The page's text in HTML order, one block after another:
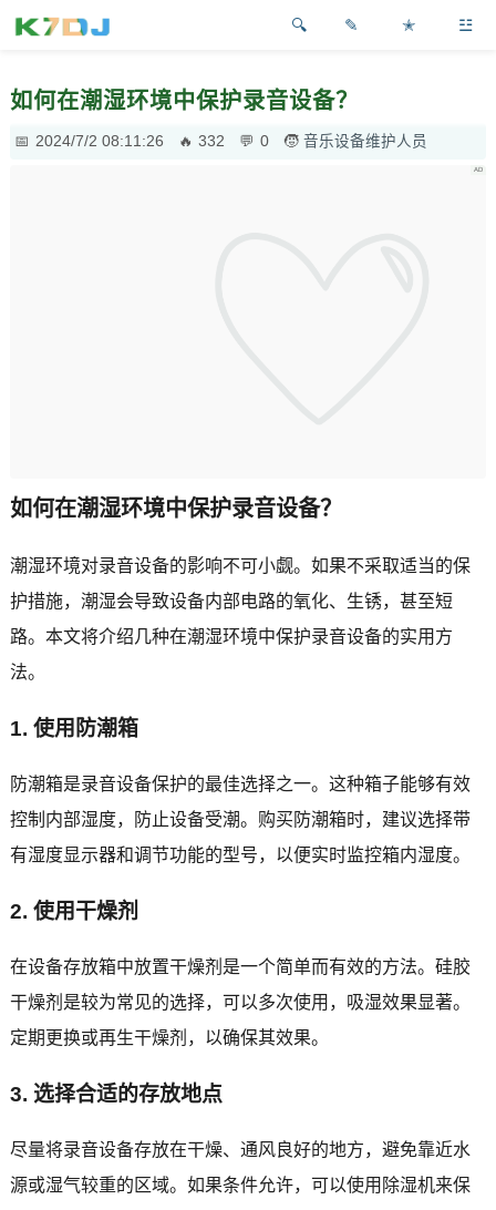
✎ ✭ ☳
如何在潮湿环境中保护录音设备？
2024/7/2 08:11:26 332 0 音乐设备维护人员
如何在潮湿环境中保护录音设备？
潮湿环境对录音设备的影响不可小觑。如果不采取适当的保
护措施，潮湿会导致设备内部电路的氧化、生锈，甚至短
路。本文将介绍几种在潮湿环境中保护录音设备的实用方
法。
1. 使用防潮箱
防潮箱是录音设备保护的最佳选择之一。这种箱子能够有效
控制内部湿度，防止设备受潮。购买防潮箱时，建议选择带
有湿度显示器和调节功能的型号，以便实时监控箱内湿度。
2. 使用干燥剂
在设备存放箱中放置干燥剂是一个简单而有效的方法。硅胶
干燥剂是较为常见的选择，可以多次使用，吸湿效果显著。
定期更换或再生干燥剂，以确保其效果。
3. 选择合适的存放地点
尽量将录音设备存放在干燥、通风良好的地方，避免靠近水
源或湿气较重的区域。如果条件允许，可以使用除湿机来保